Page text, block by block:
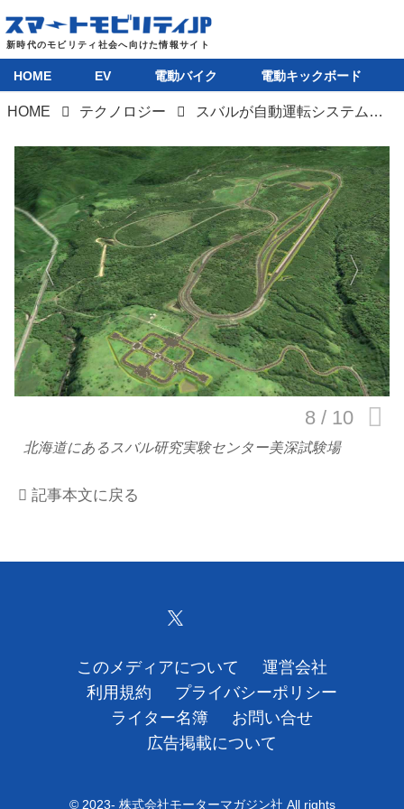
EV
電動バイク
電動キックボード
ライフスタイル
テクノロジー
このメディアについて
運営会社
ライター名簿
お問い合せ
HOME EV 電動バイク 電動キックボード
HOME テクノロジー スバルが自動運転システム開発を加速。ローカル5G導入で協調型の実証実験開始
北海道にあるスバル研究実験センター美深試験場
記事本文に戻る
このメディアについて
運営会社
利用規約
プライバシーポリシー
ライター名簿
お問い合せ
広告掲載について
© 2023- 株式会社モーターマガジン社 All rights